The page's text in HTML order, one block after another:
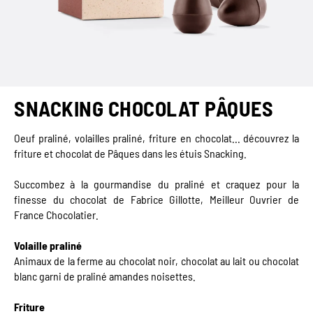
SNACKING CHOCOLAT PÂQUES
Oeuf praliné, volailles praliné, friture en chocolat... découvrez la
friture et chocolat de Pâques dans les étuis Snacking.
Succombez à la gourmandise du praliné et craquez pour la
finesse du chocolat de Fabrice Gillotte, Meilleur Ouvrier de
France Chocolatier.
Volaille praliné
Animaux de la ferme au chocolat noir, chocolat au lait ou chocolat
blanc garni de praliné amandes noisettes.
Friture